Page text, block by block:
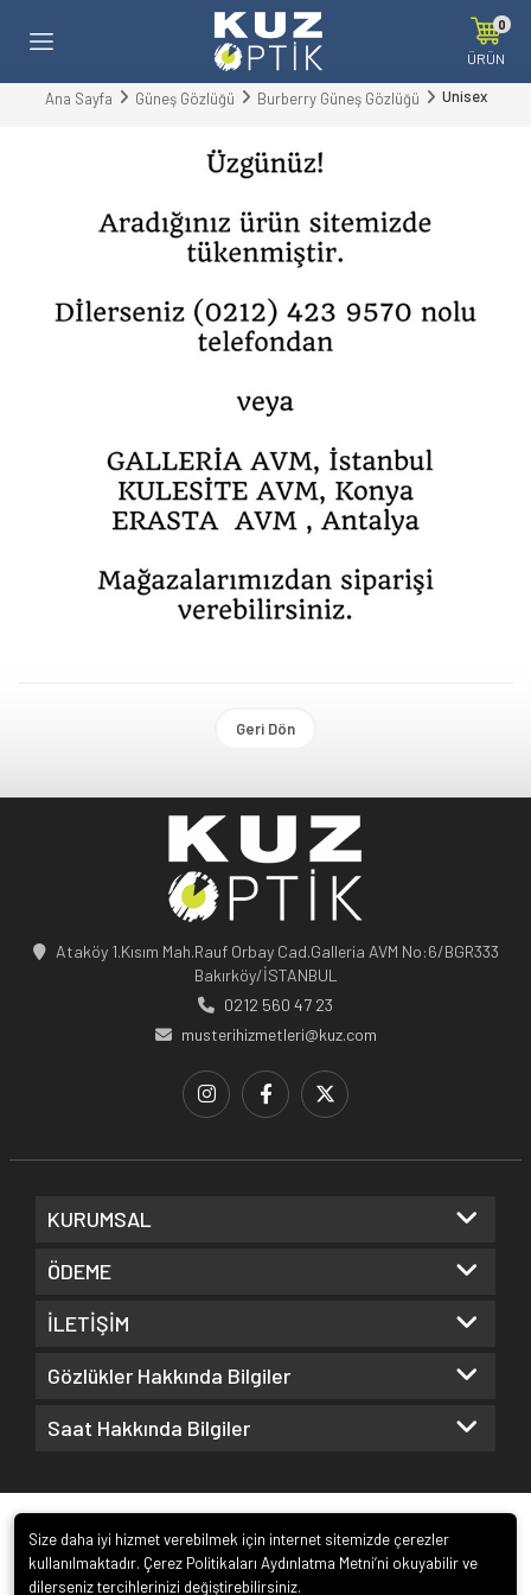
0
ÜRÜN
Ana Sayfa Güneş Gözlüğü Burberry Güneş Gözlüğü Unisex
Geri Dön
Ataköy 1.Kısım Mah.Rauf Orbay Cad.Galleria AVM No:6/BGR333
Bakırköy/İSTANBUL
0212 560 47 23
musterihizmetleri@kuz.com
KURUMSAL
ÖDEME
İLETİŞİM
Gözlükler Hakkında Bilgiler
Saat Hakkında Bilgiler
Size daha iyi hizmet verebilmek için internet sitemizde çerezler
kullanılmaktadır. Çerez Politikaları Aydınlatma Metni’ni okuyabilir ve
dilerseniz tercihlerinizi değiştirebilirsiniz.